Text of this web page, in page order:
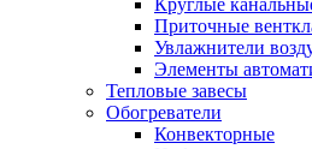
Приточные
Увлажнители
Элементы
Тепловые завесы
Обогреватели
Конвекторные